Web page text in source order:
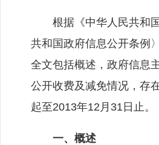
根据《中华人民共和国
共和国政府信息公开条例
全文包括概述，政府信息
公开收费及减免情况，存
起至2013年12月31日止。
一、概述